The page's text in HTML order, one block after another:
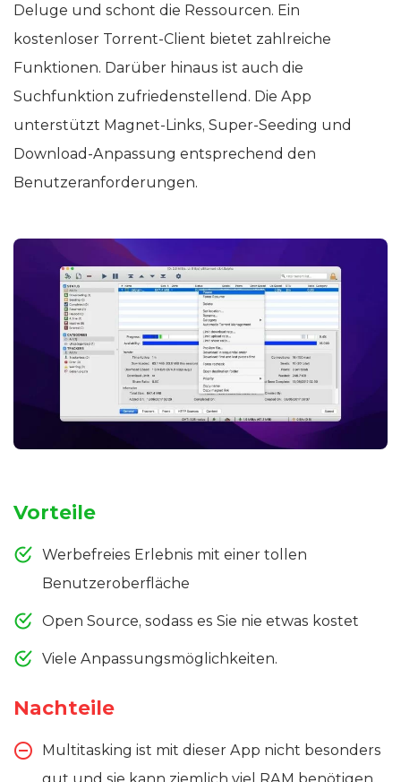
Deluge und schont die Ressourcen. Ein
kostenloser Torrent-Client bietet zahlreiche
Funktionen. Darüber hinaus ist auch die
Suchfunktion zufriedenstellend. Die App
unterstützt Magnet-Links, Super-Seeding und
Download-Anpassung entsprechend den
Benutzeranforderungen.
Vorteile
Werbefreies Erlebnis mit einer tollen
Benutzeroberfläche
Open Source, sodass es Sie nie etwas kostet
Viele Anpassungsmöglichkeiten.
Nachteile
Multitasking ist mit dieser App nicht besonders